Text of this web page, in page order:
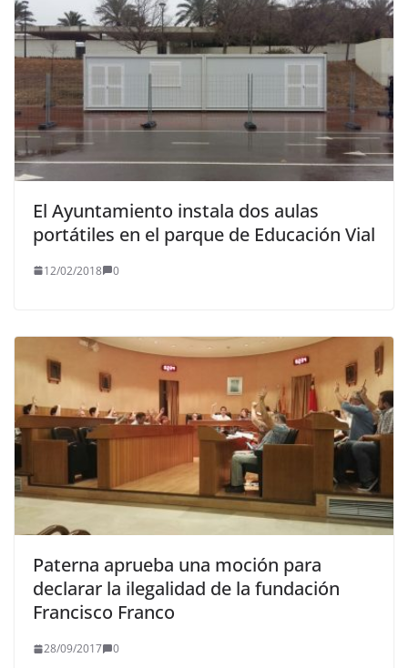
El Ayuntamiento instala dos aulas
portátiles en el parque de Educación Vial
12/02/2018 0
Paterna aprueba una moción para
declarar la ilegalidad de la fundación
Francisco Franco
28/09/2017 0